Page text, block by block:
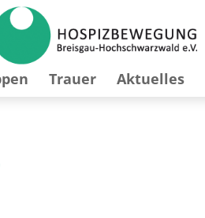
Trauer Aktuelles